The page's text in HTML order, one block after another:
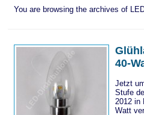
You are browsing the archives of
40-
Jetzt
Stufe
2012 in
Watt